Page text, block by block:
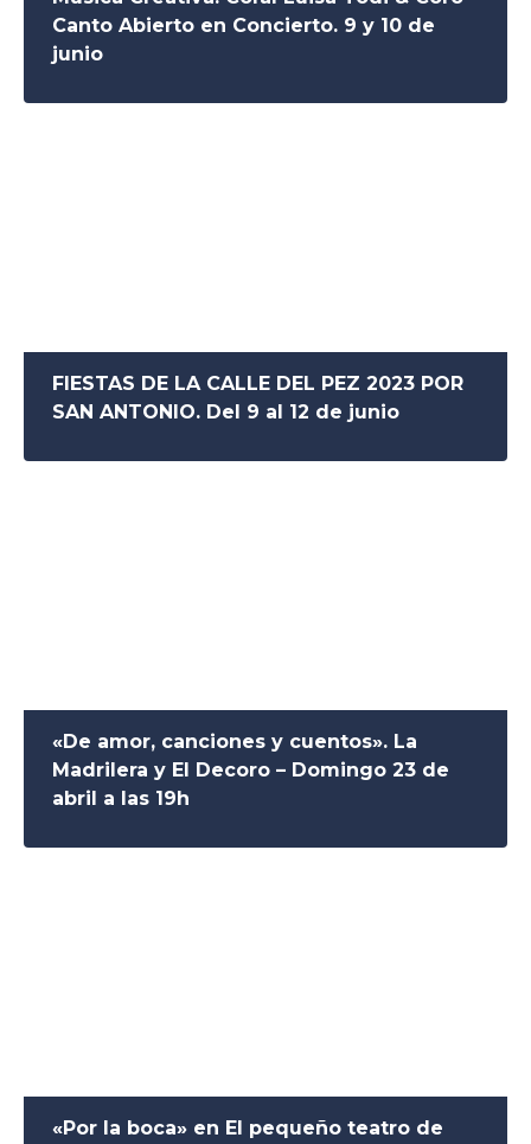
Canto Abierto en Concierto. 9 y 10 de
junio
FIESTAS DE LA CALLE DEL PEZ 2023 POR
SAN ANTONIO. Del 9 al 12 de junio
«De amor, canciones y cuentos». La
Madrilera y El Decoro – Domingo 23 de
abril a las 19h
«Por la boca» en El pequeño teatro de